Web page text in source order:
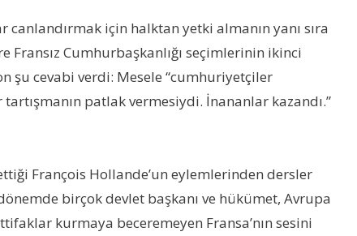
için halktan yetki almanın yanı sıra
Cumhurbaşkanlığı seçimlerinin ikinci
cevabi verdi: Mesele “cumhuriyetçiler
patlak vermesiydi. İnananlar kazandı.”
François Hollande’un eylemlerinden dersler
birçok devlet başkanı ve hükümet, Avrupa
kurmaya beceremeyen Fransa’nın sesini